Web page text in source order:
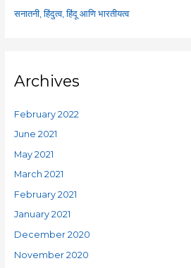
सनातनी, हिंदुत्व, हिंदू आणि भारतीयत्व
Archives
February 2022
June 2021
May 2021
March 2021
February 2021
January 2021
December 2020
November 2020